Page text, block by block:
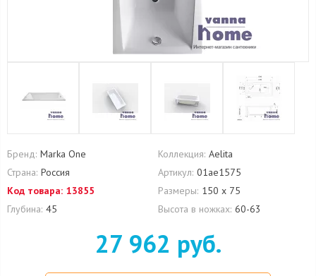
Бренд: Marka One Коллекция: Aelita
Страна: Россия Артикул: 01ае1575
Код товара: 13855 Размеры: 150 х 75
Глубина: 45 Высота в ножках: 60-63
27 962 руб.